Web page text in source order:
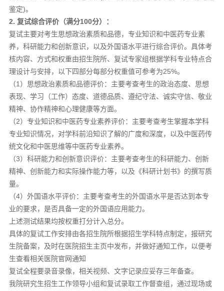
鉴定)。
2. 复试综合评价（满分100分）：
复试主要对考生思想政治素质和品德，专业知识和中医药专业素
养，科研能力和创新意识，以及外国语水平进行综合评价。具体考
核内容、方式和权重由招生院所、复试专家组根据学科专业特点合
理设计与安排，以下四部分每部分权重值可参考为25%。
（1）思想政治素质和品德评价：主要考查考生的政治态度、思想
表现、学习（工作）态度、道德品质、遵纪守法、诚实守信、敬业
精神、协作精神和心理健康等方面。
（2）专业知识和中医药专业素养评价：主要考查考生掌握本学科
专业知识情况，对学科前沿知识了解的广度和深度，以及中医药传
统文化和中医思维等中医药专业素养。
（3）科研能力和创新意识评价：主要考查考生的科研能力、创新
精神、创新能力和实际操作能力等，以及《科研计划书》的撰写质
量。
（4）外国语水平评价：主要考查考生的外国语水平是否达到本专
业的要求，是否具备一定的外国语应用能力。
上述测试结果均按权重打分计入总分。
具体的复试工作安排由各招生院所根据招生学科特点制定，报研究
生院备案，及时在医院招生主页中发布，并做好通知工作，以便考
生查看相关医院官网通知
复试全程要录音录像，相关视频、文字记录应妥存三年备查。
我院研究生招生工作领导小组和复试录取工作督查组，通过现场或